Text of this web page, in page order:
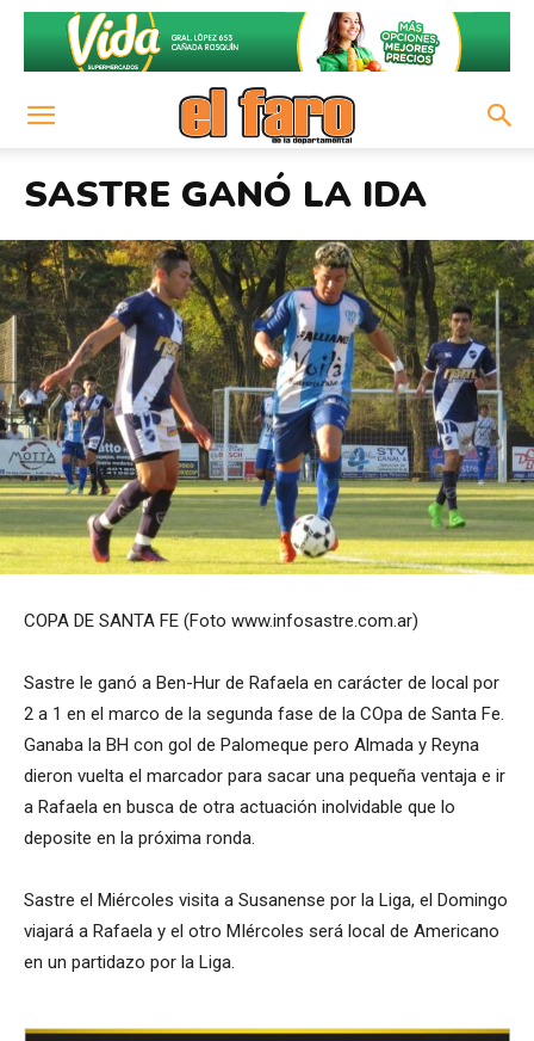
SASTRE GANÓ LA IDA
COPA DE SANTA FE (Foto www.infosastre.com.ar)
Sastre le ganó a Ben-Hur de Rafaela en carácter de local por
2 a 1 en el marco de la segunda fase de la COpa de Santa Fe.
Ganaba la BH con gol de Palomeque pero Almada y Reyna
dieron vuelta el marcador para sacar una pequeña ventaja e ir
a Rafaela en busca de otra actuación inolvidable que lo
deposite en la próxima ronda.
Sastre el Miércoles visita a Susanense por la Liga, el Domingo
viajará a Rafaela y el otro MIércoles será local de Americano
en un partidazo por la Liga.